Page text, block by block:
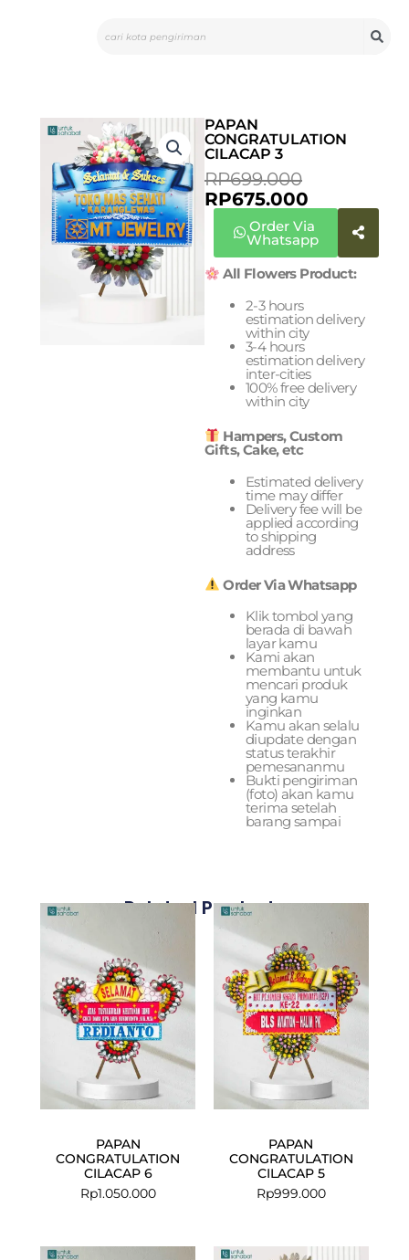
PAPAN
CONGRATULATION
CILACAP 3
RP699.000
WAS:
RP675.000
IS:
RP675.000.
Order Via
Whatsapp
All Flowers Product:
2-3 hours
estimation delivery
within city
3-4 hours
estimation delivery
inter-cities
100% free delivery
within city
Hampers, Custom
Gifts, Cake, etc
Estimated delivery
time may differ
Delivery fee will be
applied according
to shipping
address
Order Via Whatsapp
Klik tombol yang
berada di bawah
layar kamu
Kami akan
membantu untuk
mencari produk
yang kamu
inginkan
Kamu akan selalu
diupdate dengan
status terakhir
pemesananmu
Bukti pengiriman
(foto) akan kamu
terima setelah
barang sampai
Related Products
PAPAN
CONGRATULATION
CILACAP 6
Rp1.050.000
PAPAN
CONGRATULATION
CILACAP 5
Rp999.000